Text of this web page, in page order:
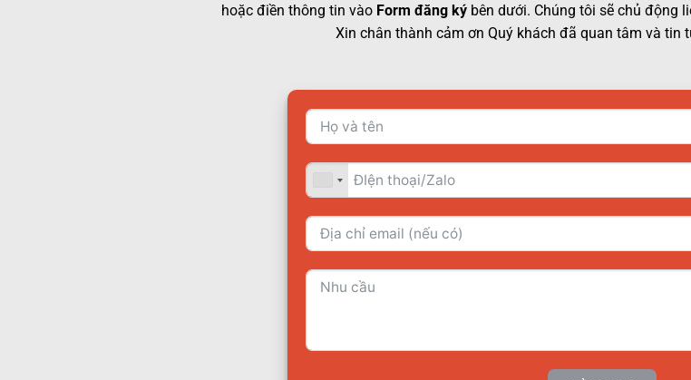
hoặc điền thông tin vào Form đăng kýbên dưới. Chúng tôi sẽ chủ động
Xin chân thành cảm ơn Quý khách đã quan tâm và tin